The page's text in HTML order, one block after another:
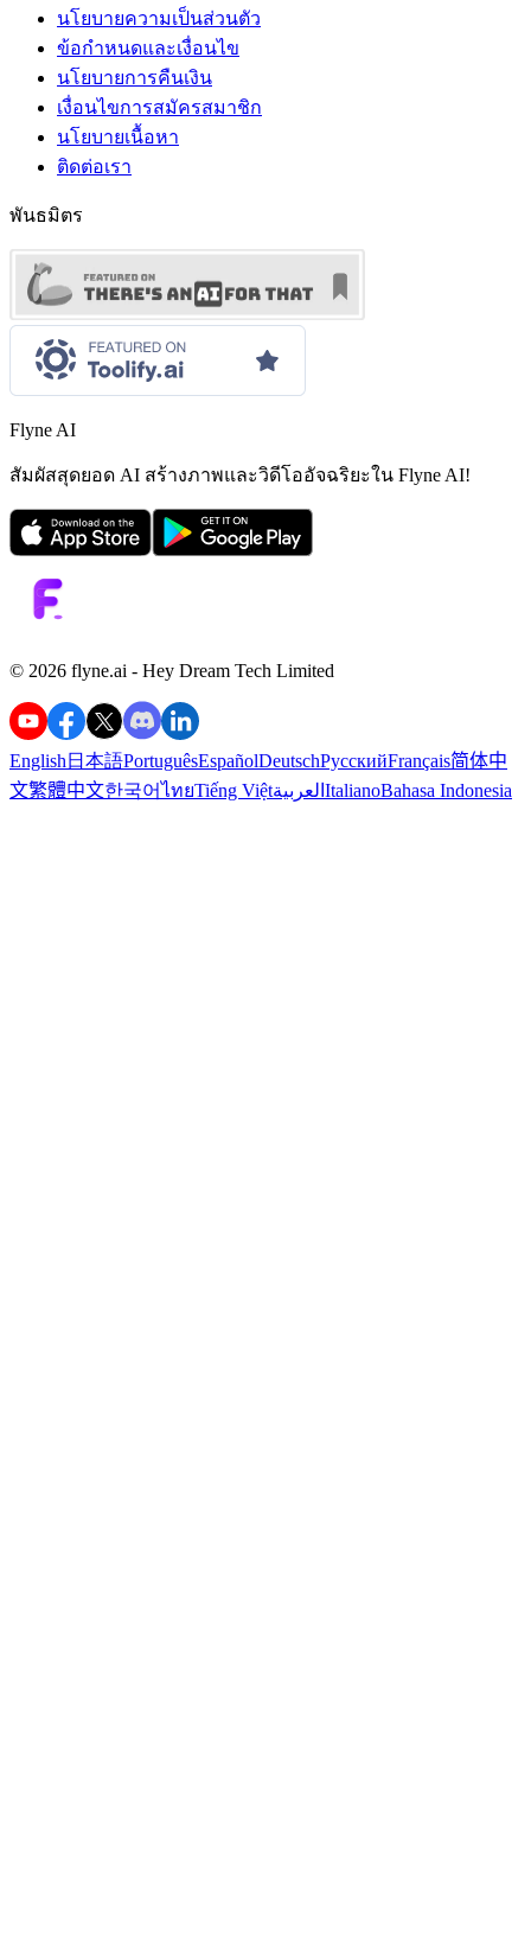
นโยบายความเป็นส่วนตัว
ข้อกำหนดและเงื่อนไข
นโยบายการคืนเงิน
เงื่อนไขการสมัครสมาชิก
นโยบายเนื้อหา
ติดต่อเรา
พันธมิตร
Flyne AI
สัมผัสสุดยอด AI สร้างภาพและวิดีโออัจฉริยะใน Flyne AI!
©️ 2026 flyne.ai - Hey Dream Tech Limited
English 日本語PortuguêsEspañolDeutschРусскийFrançais简体中
文繁體中文한국어ไทยTiếng Việtالعربية ItalianoBahasa Indonesia